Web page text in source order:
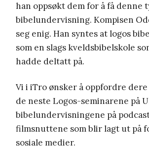
han oppsøkt dem for å få denne
bibelundervisning. Kompisen
seg enig. Han syntes at logos
som en slags kveldsbibelskole
hadde deltatt på.
Vi i iTro ønsker å oppfordre
de neste Logos-seminarene på
bibelundervisningene på
filmsnuttene som blir lagt ut på
sosiale medier.